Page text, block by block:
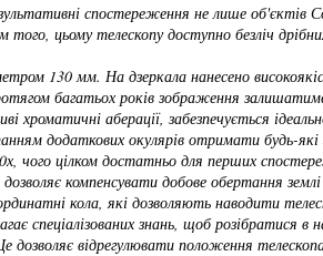
спостереження не лише
цьому телескопу доступно безліч
130 мм. На дзеркала нанесено
багатьох років зображення
аберації, забезпечується
додаткових окулярів отримати будь-
чого цілком достатньо для перших
компенсувати добове обертання
кола, які дозволяють наводити
спеціалізованих знань, щоб розібратися
відрегулювати положення